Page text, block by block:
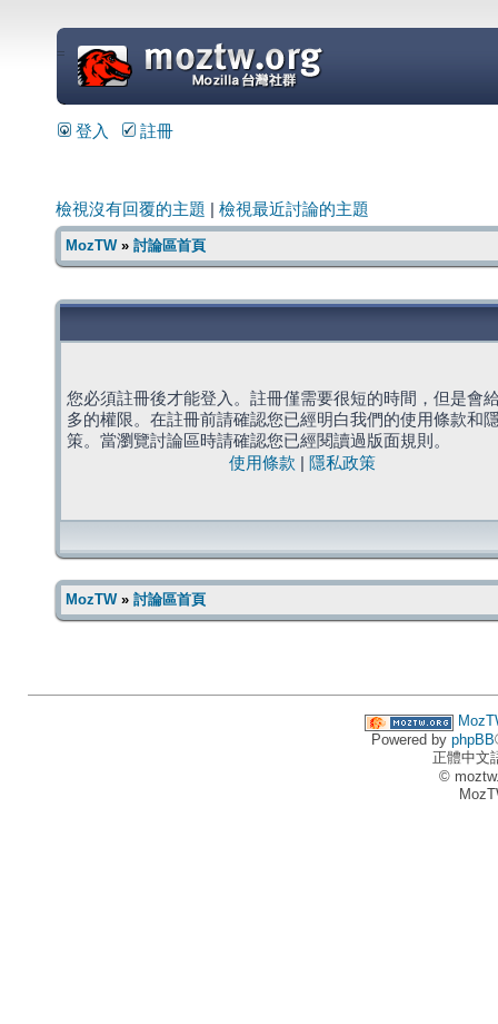
=
登入 註冊
檢視沒有回覆的主題 檢視最近討論的主題
MozTW» 討論區首頁
您必須註冊後才能登入。註冊僅需要很短的時間，但是會
多的權限。在註冊前請確認您已經明白我們的使用條款和
策。當瀏覽討論區時請確認您已經閱讀過版面規則。
使用條款
隱私政策
MozTW» 討論區首頁
Powered by phpBB
正體中文
©